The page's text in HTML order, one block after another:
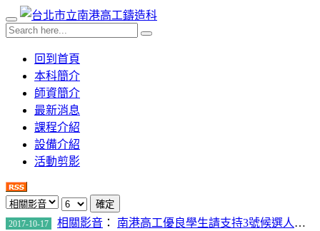
回到首頁
本科簡介
師資簡介
最新消息
課程介紹
設備介紹
活動剪影
確定
2017-10-17 相關影音 ： 南港高工優良學生請支持3號候選人林勁睿